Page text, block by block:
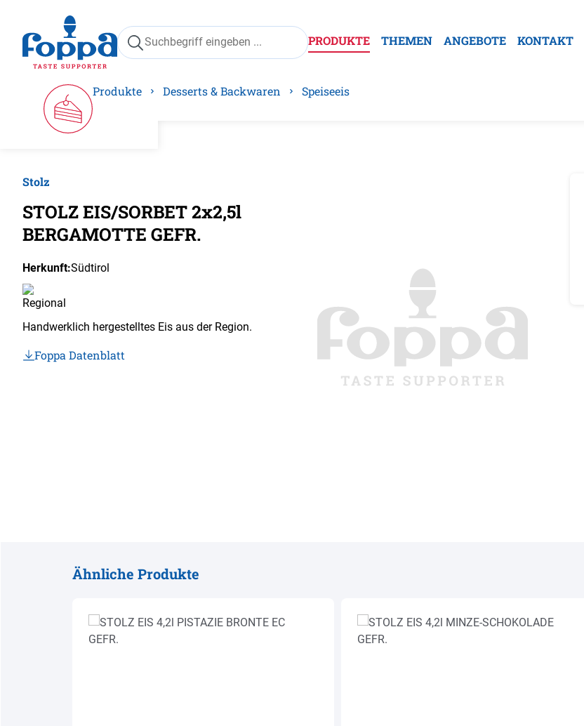
Zur Hauptnavigation springen
PRODUKTE THEMEN ANGEBOTE KONTAKT
Produkte Desserts & Backwaren Speiseeis
Stolz
STOLZ EIS/SORBET 2x2,5l
BERGAMOTTE GEFR.
Herkunft:Südtirol
Handwerklich hergestelltes Eis aus der Region.
Foppa Datenblatt
Ähnliche Produkte